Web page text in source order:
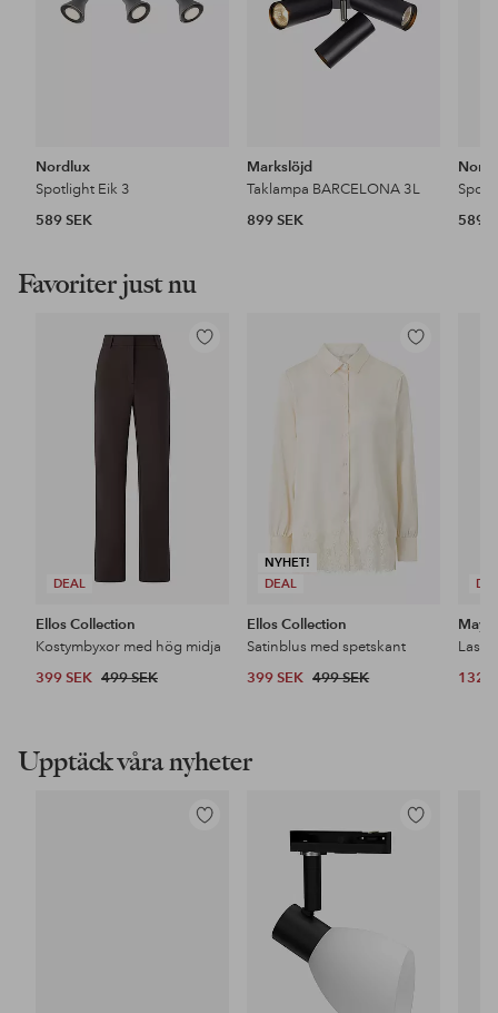
Nordlux
Spotlight Eik 3
589 SEK
Markslöjd
Taklampa BARCELONA 3L
899 SEK
589
Favoriter just nu
DEAL
Lägg
Ellos Collection
Kostymbyxor med hög midja
399 SEK 499 SEK
NYHET!
DEAL
Lägg
i
Ellos Collection
Satinblus med spetskant
399 SEK 499 SEK 132
Upptäck våra nyheter
Lägg
Lägg